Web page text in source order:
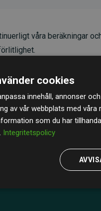
våra beräkningar
CO₂-utsläppen
på att vårt arbetssätt
cookies
innehåll, annonser
av vår webbplats med
som du har
Integritetspolicy